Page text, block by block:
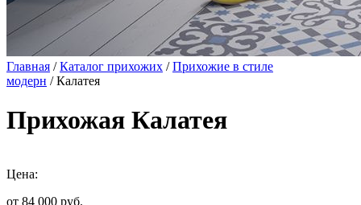
Главная /Каталог прихожих /Прихожие в стиле
модерн / Калатея
Прихожая Калатея
Цена:
от 84 000 руб.